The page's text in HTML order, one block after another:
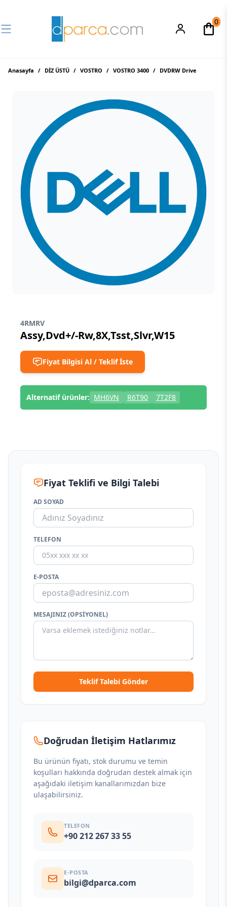
0
Anasayfa / DİZ ÜSTÜ / VOSTRO / VOSTRO 3400 / DVDRW Drive
4RMRV
Assy,Dvd+/-Rw,8X,Tsst,Slvr,W15
Fiyat Bilgisi Al / Teklif İste
Alternatif ürünler: MH6VN R6T90 7T2F8
Fiyat Teklifi ve Bilgi Talebi
AD SOYAD
TELEFON
E-POSTA
MESAJINIZ (OPSIYONEL)
Teklif Talebi Gönder
Doğrudan İletişim Hatlarımız
Bu ürünün fiyatı, stok durumu ve temin
koşulları hakkında doğrudan destek almak için
aşağıdaki iletişim kanallarımızdan bize
ulaşabilirsiniz.
TELEFON
+90 212 267 33 55
E-POSTA
bilgi@dparca.com